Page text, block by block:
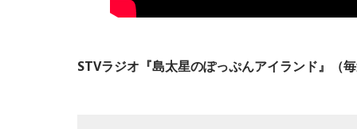
STVラジオ『島太星のぽっぷんアイランド』（